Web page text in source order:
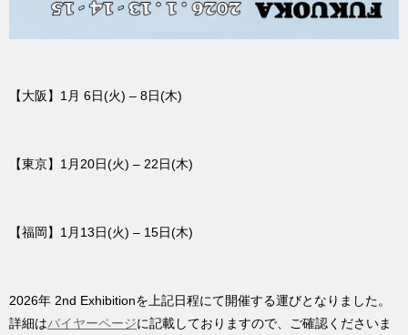
【大阪】1月 6日(火) – 8日(木)
【東京】1月20日(火) – 22日(木)
【福岡】1月13日(火) – 15日(木)
2026年 2nd Exhibitionを上記日程にて開催する運びとなりました。
詳細はバイヤーページに記載しておりますので、ご確認くださいま